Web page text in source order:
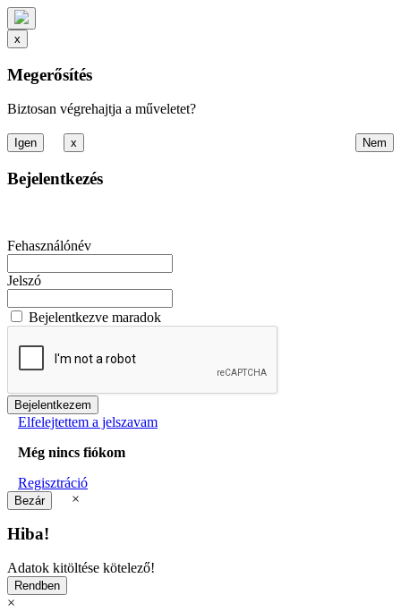
x
Megerősítés
Biztosan végrehajtja a műveletet?
x
Bejelentkezés
Fehasználónév
Jelszó
Bejelentkezve maradok
Elfelejtettem a jelszavam
Még nincs fiókom
Regisztráció
×
Hiba!
Adatok kitöltése kötelező!
×